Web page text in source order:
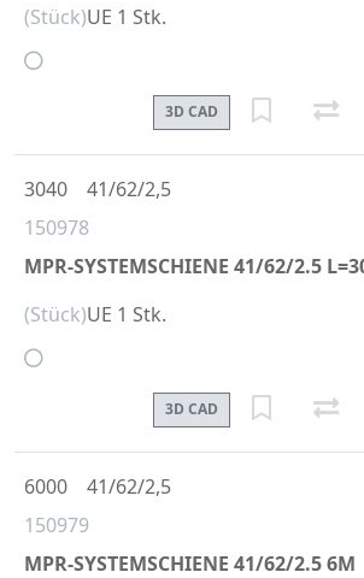
(Stück)UE 1 Stk.
3D CAD
150978
MPR-SYSTEMSCHIENE 41/62/2.5
3040 41/62/2,5
(Stück)UE 1 Stk.
3D CAD
150979
MPR-SYSTEMSCHIENE 41/62/2.5 6M
6000 41/62/2,5